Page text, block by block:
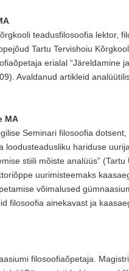
teadusfilosoofia lektor,
Tartu Tervishoiu
erialal “Järeldamine
Avaldanud artikleid
MA
Seminari filosoofia dotsent,
loodusteadusliku hariduse
stiili mõiste analüüs” (Tartu
uurimisteemaks
võimalused
filosoofia ainekavast ja
filosoofiaõpetaja.